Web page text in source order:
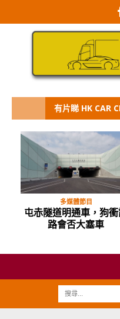
有片睇 HK CAR
多媒體節目
屯赤隧道明通車，狗
路會否大塞車